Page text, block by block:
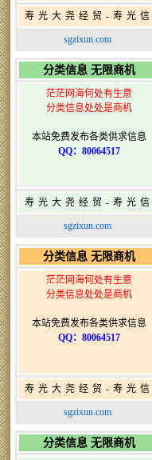
寿光大尧经贸-寿光信
息网-免费信息发布网-
sgzixun.com
分类信息 无限商机
茫茫网海何处有生意
分类信息处处是商机
本站免费发布各类供求信息
QQ：80064517
寿光大尧经贸-寿光信
息网-免费信息发布网-
sgzixun.com
分类信息 无限商机
茫茫网海何处有生意
分类信息处处是商机
本站免费发布各类供求信息
QQ：80064517
寿光大尧经贸-寿光信
息网-免费信息发布网-
sgzixun.com
分类信息 无限商机